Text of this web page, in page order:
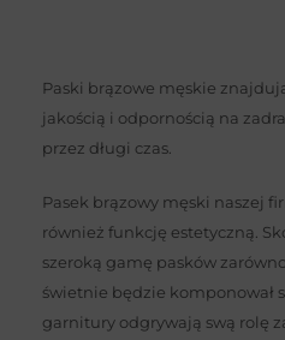
Paski brązowe męskie
jakością i odpornością na
przez długi czas.
Pasek brązowy męski naszej
również funkcję estetyczną.
szeroką gamę pasków
świetnie będzie komponował
garnitury odgrywają swą rolę